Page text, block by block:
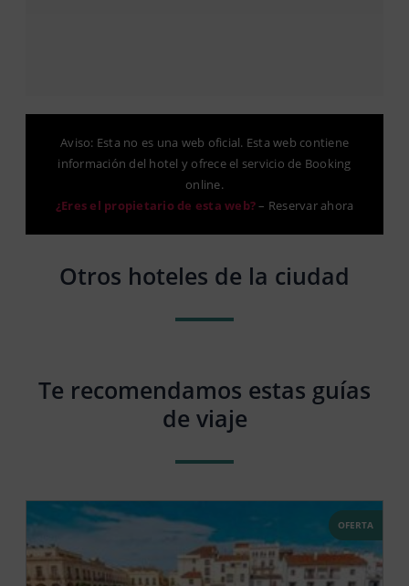
Aviso: Esta no es una web oficial. Esta web contiene
información del hotel y ofrece el servicio de Booking
online.
¿Eres el propietario de esta web?– Reservar ahora
Otros hoteles de la ciudad
Te recomendamos estas guías
de viaje
OFERTA